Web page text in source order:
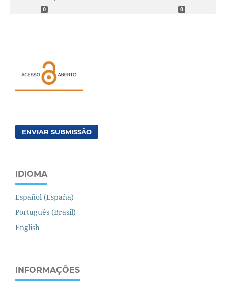
0 0
ENVIAR SUBMISSÃO
IDIOMA
Español (España)
Português (Brasil)
English
INFORMAÇÕES